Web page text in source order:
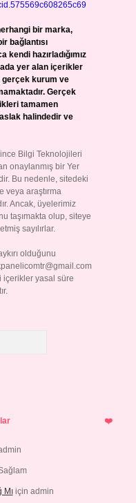
bir marka,
bağlantısı
kendi hazırladığımız
yer alan içerikler
gerçek kurum ve
Gerçek
tamamen
halindedir ve
Bilgi Teknolojileri
onaylanmış bir Yer
Bu nedenle, sitedeki
veya araştırma
Ancak, üyelerimiz
taşımakta olup, siteye
sayılırlar.
olduğunu
yasal süre
Mıiçin admin